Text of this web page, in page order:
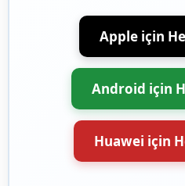
Apple için
Android için
Huawei için